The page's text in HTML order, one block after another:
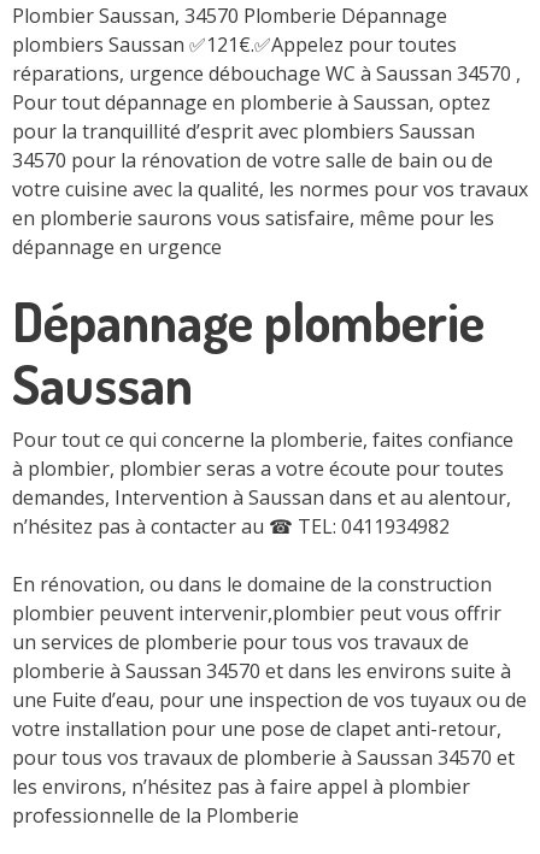
Plombier Saussan, 34570 Plomberie Dépannage
plombiers Saussan ✅121€.✅Appelez pour toutes
réparations, urgence débouchage WC à Saussan 34570 ,
Pour tout dépannage en plomberie à Saussan, optez
pour la tranquillité d’esprit avec plombiers Saussan
34570 pour la rénovation de votre salle de bain ou de
votre cuisine avec la qualité, les normes pour vos travaux
en plomberie saurons vous satisfaire, même pour les
dépannage en urgence
Dépannage plomberie
Saussan
Pour tout ce qui concerne la plomberie, faites confiance
à plombier, plombier seras a votre écoute pour toutes
demandes, Intervention à Saussan dans et au alentour,
n’hésitez pas à contacter au ☎ TEL: 0411934982
En rénovation, ou dans le domaine de la construction
plombier peuvent intervenir,plombier peut vous offrir
un services de plomberie pour tous vos travaux de
plomberie à Saussan 34570 et dans les environs suite à
une Fuite d’eau, pour une inspection de vos tuyaux ou de
votre installation pour une pose de clapet anti-retour,
pour tous vos travaux de plomberie à Saussan 34570 et
les environs, n’hésitez pas à faire appel à plombier
professionnelle de la Plomberie